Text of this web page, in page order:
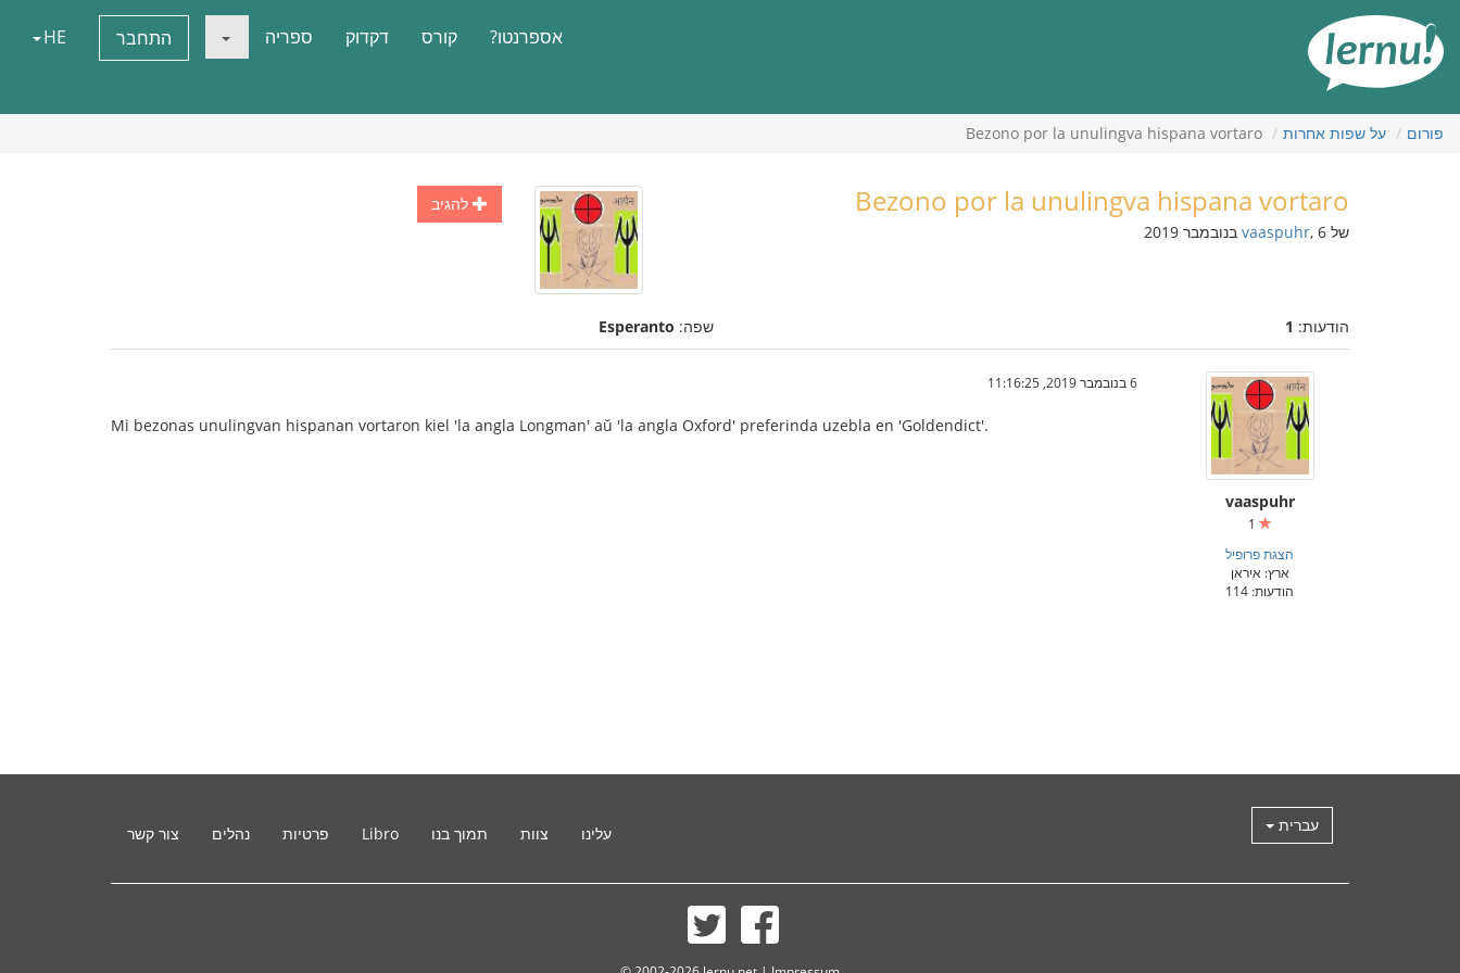
העניינים
אספרנטו? קורס דקדוק ספריה התחבר HE
פורום על שפות אחרות Bezono por la unulingva hispana vortaro
להגיב Bezono por la unulingva hispana vortaro
של vaaspuhr, 6 בנובמבר 2019
הודעות: 1 שפה: Esperanto
vaaspuhr
הצגת פרופיל
ארץ: איראן
הודעות: 114
6 בנובמבר 2019, 11:16:25
Mi bezonas unulingvan hispanan vortaron kiel 'la angla Longman' aŭ 'la angla Oxford' preferinda uzebla en 'Goldendict'.
עברית עלינו צוות תמוך בנו Libro פרטיות נהלים צור קשר